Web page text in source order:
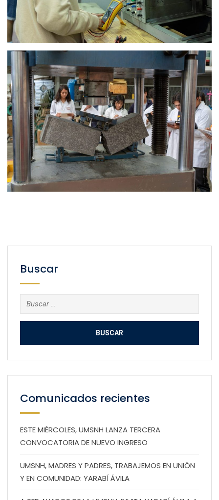
Buscar
Buscar:
Comunicados recientes
ESTE MIÉRCOLES, UMSNH LANZA TERCERA
CONVOCATORIA DE NUEVO INGRESO
UMSNH, MADRES Y PADRES, TRABAJEMOS EN UNIÓN
Y EN COMUNIDAD: YARABÍ ÁVILA